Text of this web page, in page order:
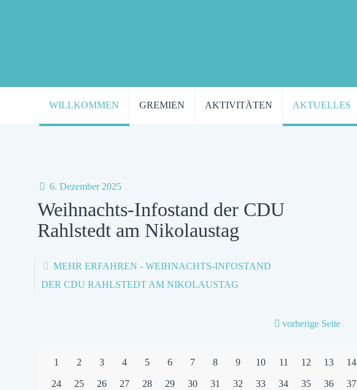
WILLKOMMEN GREMIEN AKTIVITÄTEN AKTUELLES
6. Dezember 2025
Weihnachts-Infostand der CDU
Rahlstedt am Nikolaustag
MEHR ERFAHREN - WEIHNACHTS-INFOSTAND
DER CDU RAHLSTEDT AM NIKOLAUSTAG
vorherige Seite
1 2 3 4 5 6 7 8 9 10 11 12 13 14
24 25 26 27 28 29 30 31 32 33 34 35 36 37